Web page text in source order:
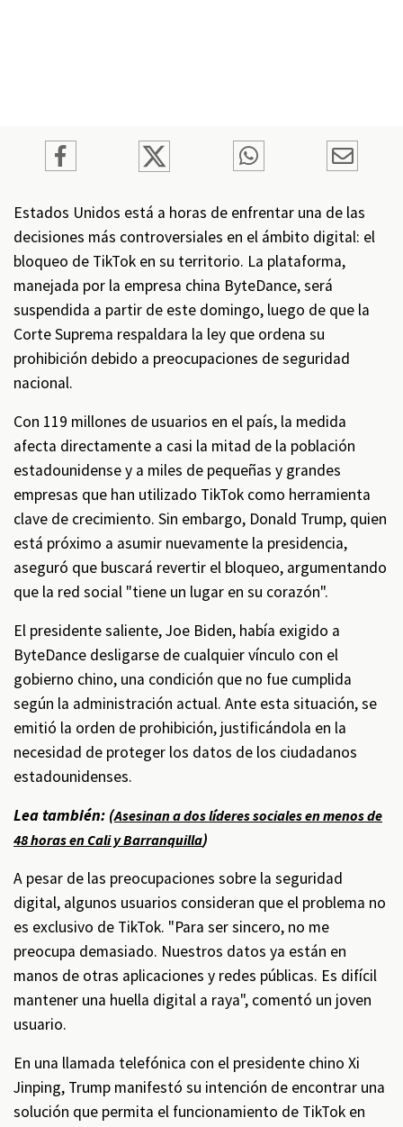
Estados Unidos está a horas de enfrentar una de las
decisiones más controversiales en el ámbito digital: el
bloqueo de TikTok en su territorio. La plataforma,
manejada por la empresa china ByteDance, será
suspendida a partir de este domingo, luego de que la
Corte Suprema respaldara la ley que ordena su
prohibición debido a preocupaciones de seguridad
nacional.
Con 119 millones de usuarios en el país, la medida
afecta directamente a casi la mitad de la población
estadounidense y a miles de pequeñas y grandes
empresas que han utilizado TikTok como herramienta
clave de crecimiento. Sin embargo, Donald Trump, quien
está próximo a asumir nuevamente la presidencia,
aseguró que buscará revertir el bloqueo, argumentando
que la red social "tiene un lugar en su corazón".
El presidente saliente, Joe Biden, había exigido a
ByteDance desligarse de cualquier vínculo con el
gobierno chino, una condición que no fue cumplida
según la administración actual. Ante esta situación, se
emitió la orden de prohibición, justificándola en la
necesidad de proteger los datos de los ciudadanos
estadounidenses.
Lea también: (Asesinan a dos líderes sociales en menos de
48 horas en Cali y Barranquilla)
A pesar de las preocupaciones sobre la seguridad
digital, algunos usuarios consideran que el problema no
es exclusivo de TikTok. "Para ser sincero, no me
preocupa demasiado. Nuestros datos ya están en
manos de otras aplicaciones y redes públicas. Es difícil
mantener una huella digital a raya", comentó un joven
usuario.
En una llamada telefónica con el presidente chino Xi
Jinping, Trump manifestó su intención de encontrar una
solución que permita el funcionamiento de TikTok en